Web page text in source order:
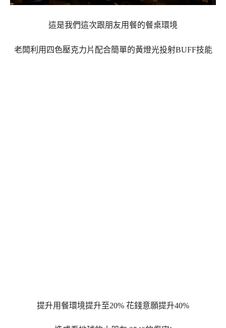
這是我們這次跟朋友用餐的餐桌環境
老闆利用四色壓克力片配合簡單的黃燈光投射BUFF技能
提升用餐環境提升至20% 花錢意願提升40%